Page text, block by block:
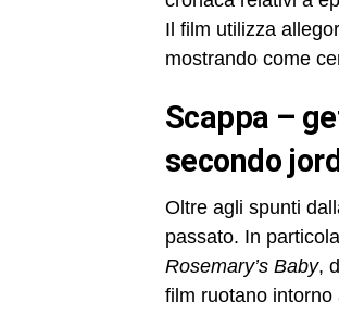
Il film utilizza
mostrando come
scappa – get out: le fonti d’ispirazione cinematografiche
secondo
Oltre agli spunti
passato. In
Rosemary’s Baby,
film ruotano intorno